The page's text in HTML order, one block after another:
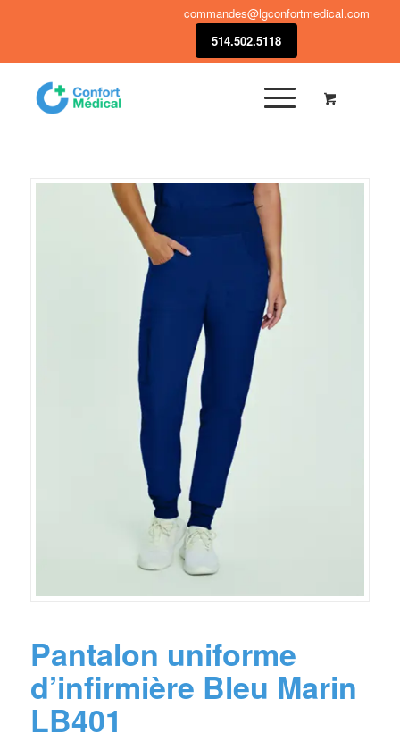
commandes@lgconfortmedical.com
514.502.5118
Pantalon uniforme
d’infirmière Bleu Marin
LB401